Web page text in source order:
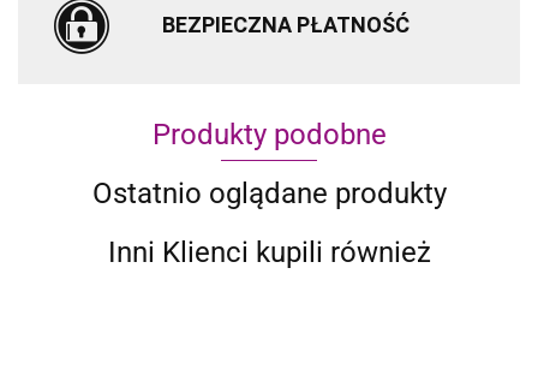
BEZPIECZNA PŁATNOŚĆ
Produkty podobne
Ostatnio oglądane produkty
Inni Klienci kupili również